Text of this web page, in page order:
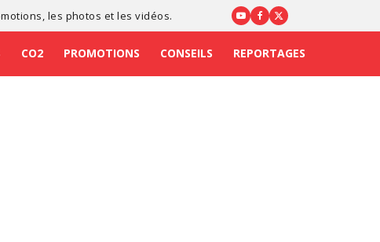
, les photos et les vidéos.
CO2 PROMOTIONS CONSEILS REPORTAGES